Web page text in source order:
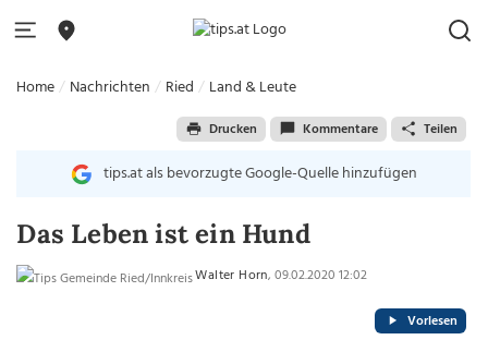
Home Nachrichten Ried Land & Leute
Drucken Kommentare Teilen
tips.at als bevorzugte Google-Quelle hinzufügen
Das Leben ist ein Hund
Walter Horn, 09.02.2020 12:02
Vorlesen